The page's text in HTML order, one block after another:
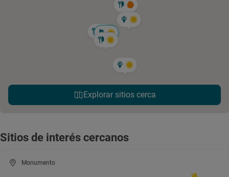
Explorar sitios cerca
Sitios de interés cercanos
Monumento